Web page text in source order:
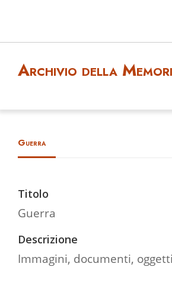
Archivio della
Guerra
Titolo
Guerra
Descrizione
Immagini, documenti,